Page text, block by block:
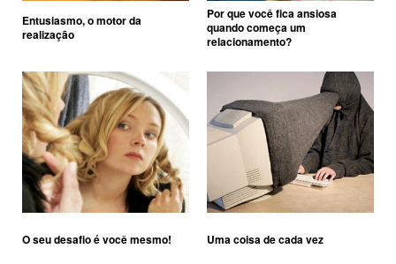
Entusiasmo, o motor da
realização
Por que você fica ansiosa
quando começa um
relacionamento?
O seu desafio é você mesmo! Uma coisa de cada vez